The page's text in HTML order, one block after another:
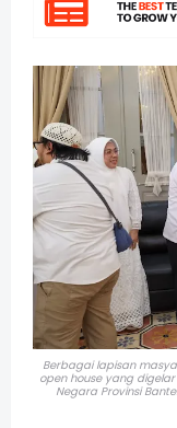
Berbagai lapisan
open house yang
Negara Provinsi